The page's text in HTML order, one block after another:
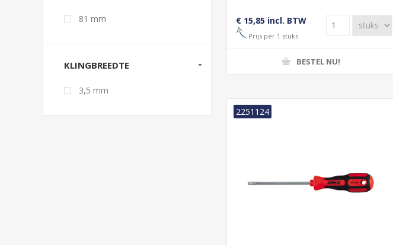
€ 15,85 incl. BTW
Prijs per 1 stuks
BESTEL NU!
2251124
81 mm
KLINGBREEDTE
3,5 mm